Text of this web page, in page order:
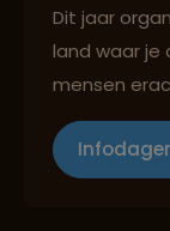
Dit jaar
land waar je
mensen